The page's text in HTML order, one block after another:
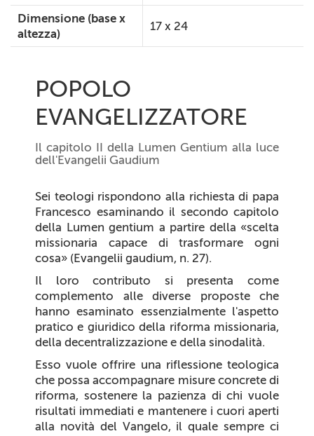
Dimensione (base x
altezza)
17 x 24
POPOLO
EVANGELIZZATORE
Il capitolo II della Lumen Gentium alla luce
dell'Evangelii Gaudium
Sei teologi rispondono alla richiesta di papa
Francesco esaminando il secondo capitolo
della Lumen gentium a partire della «scelta
missionaria capace di trasformare ogni
cosa» (Evangelii gaudium, n. 27).
Il loro contributo si presenta come
complemento alle diverse proposte che
hanno esaminato essenzialmente l'aspetto
pratico e giuridico della riforma missionaria,
della decentralizzazione e della sinodalità.
Esso vuole offrire una riflessione teologica
che possa accompagnare misure concrete di
riforma, sostenere la pazienza di chi vuole
risultati immediati e mantenere i cuori aperti
alla novità del Vangelo, il quale sempre ci